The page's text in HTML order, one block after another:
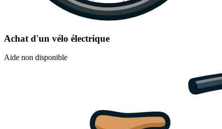
Achat d'un vélo électrique
Aide non disponible